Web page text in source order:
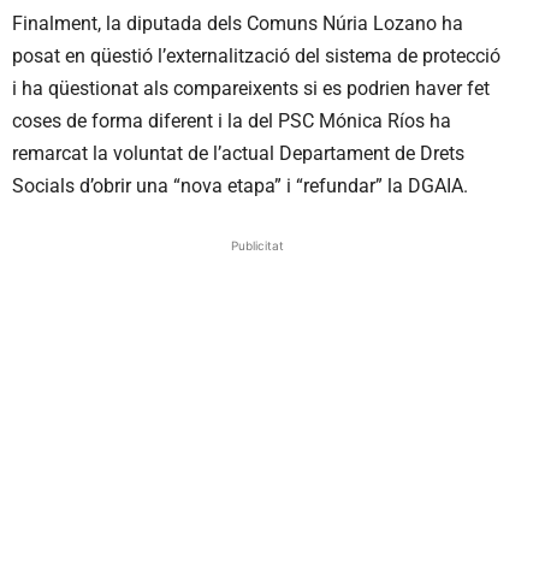
Finalment, la diputada dels Comuns Núria Lozano ha
posat en qüestió l’externalització del sistema de protecció
i ha qüestionat als compareixents si es podrien haver fet
coses de forma diferent i la del PSC Mónica Ríos ha
remarcat la voluntat de l’actual Departament de Drets
Socials d’obrir una “nova etapa” i “refundar” la DGAIA.
Publicitat